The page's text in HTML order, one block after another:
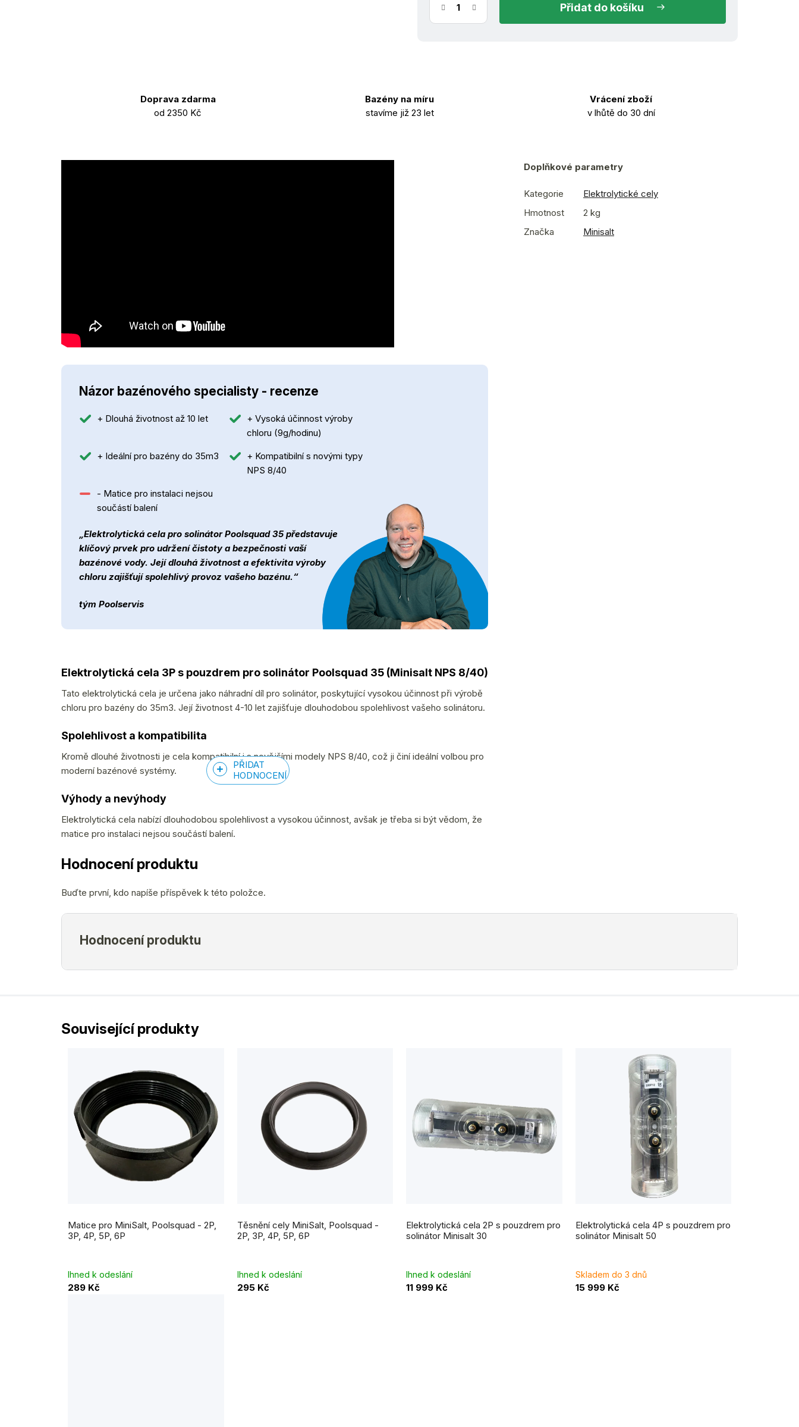
do košíku
Doprava zdarma
od 2350 Kč
Bazény na míru
stavíme již 23 let
Vrácení zboží
v lhůtě do 30 dní
Názor bazénového specialisty - recenze
+ Dlouhá životnost až 10 let
+ Vysoká účinnost výroby
chloru (9g/hodinu)
+ Ideální pro bazény do 35m3
+ Kompatibilní s novými typy
NPS 8/40
- Matice pro instalaci nejsou
součástí balení
„Elektrolytická cela pro solinátor Poolsquad 35 představuje
klíčový prvek pro udržení čistoty a bezpečnosti vaší
bazénové vody. Její dlouhá životnost a efektivita výroby
chloru zajišťují spolehlivý provoz vašeho bazénu.“
tým Poolservis
Elektrolytická cela 3P s pouzdrem pro solinátor Poolsquad 35 (Minisalt NPS 8/40)
Tato elektrolytická cela je určena jako náhradní díl pro solinátor, poskytující vysokou účinnost při výrobě
chloru pro bazény do 35m3. Její životnost 4-10 let zajišťuje dlouhodobou spolehlivost vašeho solinátoru.
Spolehlivost a kompatibilita
Kromě dlouhé životnosti je cela kompatibilní i s novějšími modely NPS 8/40, což ji činí ideální volbou pro
moderní bazénové systémy.
Výhody a nevýhody
Elektrolytická cela nabízí dlouhodobou spolehlivost a vysokou účinnost, avšak je třeba si být vědom, že
matice pro instalaci nejsou součástí balení.
Doplňkové parametry
Kategorie
Elektrolytické cely
Hmotnost
2 kg
Značka
Minisalt
Hodnocení produktu
Buďte první, kdo napíše příspěvek k této položce.
PŘIDAT
HODNOCENÍ
Související produkty
Matice pro MiniSalt, Poolsquad - 2P,
3P, 4P, 5P, 6P
Ihned k odeslání
289 Kč
Těsnění cely MiniSalt, Poolsquad -
2P, 3P, 4P, 5P, 6P
Ihned k odeslání
295 Kč
Elektrolytická cela 2P s pouzdrem pro
solinátor Minisalt 30
Ihned k odeslání
11 999 Kč
Elektrolytická cela 4P s pouzdrem pro
solinátor Minisalt 50
Skladem do 3 dnů
15 999 Kč